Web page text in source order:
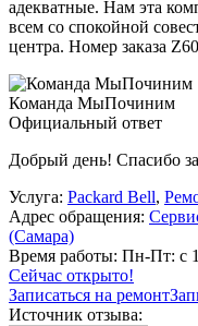
адекватные. Нам эта
всем со спокойной
центра. Номер заказа
Команда МыПочиним
Официальный ответ
Добрый день! Спасибо
Услуга: Packard Bell,
Адрес обращения:
(Самара)
Время работы: Пн-Пт: с
Сейчас открыто!
Записаться на ремонт
Источник отзыва: